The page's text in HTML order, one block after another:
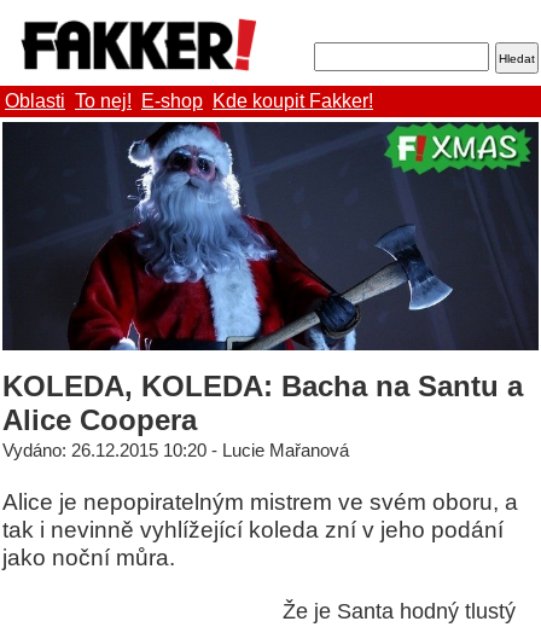
Oblasti To nej! E-shop Kde koupit Fakker!
KOLEDA, KOLEDA: Bacha na Santu a
Alice Coopera
Vydáno: 26.12.2015 10:20 - Lucie Mařanová
Alice je nepopiratelným mistrem ve svém oboru, a
tak i nevinně vyhlížející koleda zní v jeho podání
jako noční můra.
Že je Santa hodný tlustý